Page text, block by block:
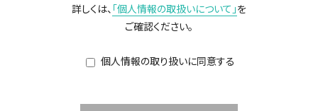
詳しくは、 「個人情報の取扱いについて」を
ご確認ください。
個人情報の取り扱いに同意する